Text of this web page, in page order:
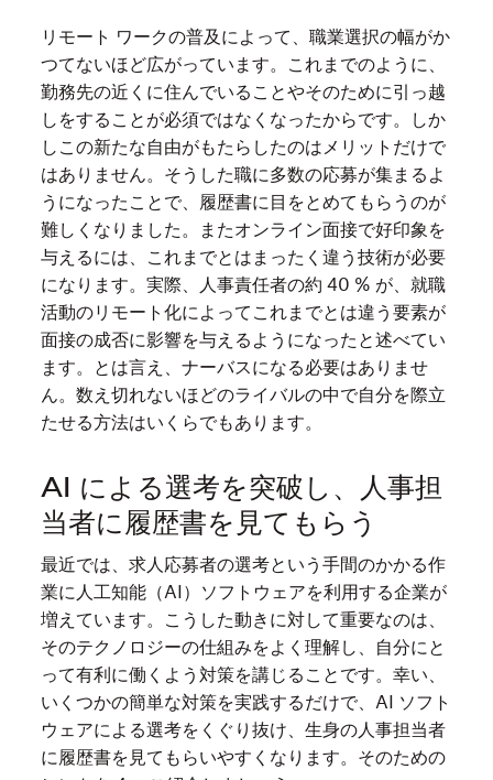
リモート ワークの普及によって、職業選択の幅がか
つてないほど広がっています。これまでのように、
勤務先の近くに住んでいることやそのために引っ越
しをすることが必須ではなくなったからです。しか
しこの新たな自由がもたらしたのはメリットだけで
はありません。そうした職に多数の応募が集まるよ
うになったことで、履歴書に目をとめてもらうのが
難しくなりました。またオンライン面接で好印象を
与えるには、これまでとはまったく違う技術が必要
になります。実際、人事責任者の約 40 % が、就職
活動のリモート化によってこれまでとは違う要素が
面接の成否に影響を与えるようになったと述べてい
ます。とは言え、ナーバスになる必要はありませ
ん。数え切れないほどのライバルの中で自分を際立
たせる方法はいくらでもあります。
AI による選考を突破し、人事担
当者に履歴書を見てもらう
最近では、求人応募者の選考という手間のかかる作
業に人工知能（AI）ソフトウェアを利用する企業が
増えています。こうした動きに対して重要なのは、
そのテクノロジーの仕組みをよく理解し、自分にと
って有利に働くよう対策を講じることです。幸い、
いくつかの簡単な対策を実践するだけで、AI ソフト
ウェアによる選考をくぐり抜け、生身の人事担当者
に履歴書を見てもらいやすくなります。そのための